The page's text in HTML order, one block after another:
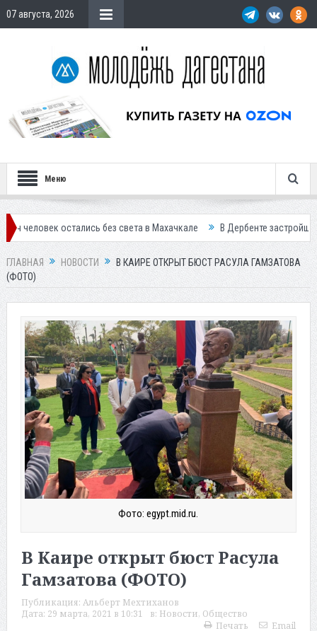
07 августа, 2026
Меню
без света в Махачкале В Дербенте застройщик осужден за
ГЛАВНАЯ НОВОСТИ
В КАИРЕ ОТКРЫТ БЮСТ РАСУЛА ГАМЗАТОВА
(ФОТО)
Фото: egypt.mid.ru.
В Каире открыт бюст Расула
Гамзатова (ФОТО)
Публикация: Альберт Мехтиханов
Дата: 29 марта, 2021 в 10:31 в: Новости, Общество
Печать
Email